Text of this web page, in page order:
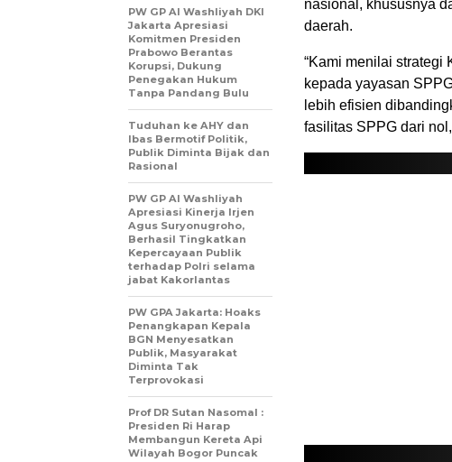
nasional, khususnya
daerah.
“Kami menilai strategi
kepada yayasan
lebih efisien
fasilitas SPPG dari
PW GP Al Washliyah DKI
Jakarta Apresiasi
Komitmen Presiden
Prabowo Berantas
Korupsi, Dukung
Penegakan Hukum
Tanpa Pandang Bulu
Tuduhan ke AHY dan
Ibas Bermotif Politik,
Publik Diminta Bijak dan
Rasional
PW GP Al Washliyah
Apresiasi Kinerja Irjen
Agus Suryonugroho,
Berhasil Tingkatkan
Kepercayaan Publik
terhadap Polri selama
jabat Kakorlantas
PW GPA Jakarta: Hoaks
Penangkapan Kepala
BGN Menyesatkan
Publik, Masyarakat
Diminta Tak
Terprovokasi
Prof DR Sutan Nasomal :
Presiden Ri Harap
Membangun Kereta Api
Wilayah Bogor Puncak